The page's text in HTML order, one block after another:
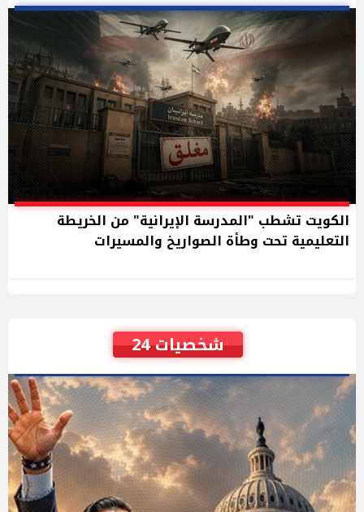
الكويت تشطب "المدرسة الإيرانية" من الخريطة
التعليمية تحت وطأة الصواريخ والمسيرات
شخصيات 24